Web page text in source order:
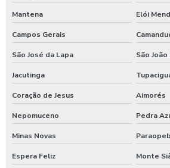
Shampoozeira profissional
Shampoozeira sao paulo
Shampoozeira em sp
Shampoozeira valor
Shampoozeira a venda
Sistema de lavagem para agro
Sistema de lavagem para agroindústria
Mantena Elói
Campos Gerais
São José da Lapa São
Jacutinga
Coração de Jesus Aimorés
Nepomuceno Pedra
Minas Novas
Espera Feliz Monte